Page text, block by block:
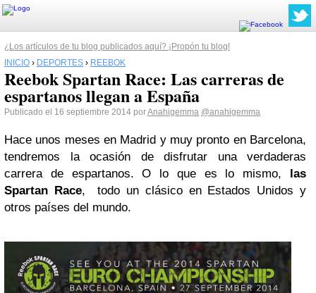
¿Los artículos de tu blog publicados aquí? ¡Propón tu blog!
INICIO › DEPORTES › REEBOK
Reebok Spartan Race: Las carreras de
espartanos llegan a España
Publicado el 16 septiembre 2014 porAnahigemma @anahigemma
Hace unos meses en Madrid y muy pronto en Barcelona,
tendremos la ocasión de disfrutar una verdaderas
carrera de espartanos. O lo que es lo mismo, las
Spartan Race, todo un clásico en Estados Unidos y
otros países del mundo.